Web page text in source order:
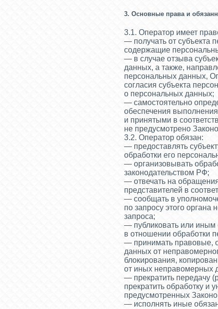
3. Основные права и
3.1. Оператор имеет
— получать от субъекта
содержащие
— в случае отзыва
данных, а также,
персональных данных,
согласия субъекта
о персональных данных;
— самостоятельно
обеспечения
и принятыми в
не предусмотрено
3.2. Оператор обязан:
— предоставлять
обработки его
— организовывать
законодательством РФ;
— отвечать на
представителей в
— сообщать в
по запросу этого
запроса;
— публиковать или иным
в отношении обработки
— принимать правовые,
данных от
блокирования,
от иных неправомерных
— прекратить передачу
прекратить обработку и
предусмотренных
— исполнять иные